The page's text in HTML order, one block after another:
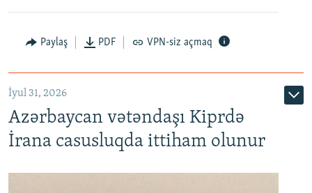
Paylaş PDF VPN-siz açmaq
İyul 31, 2026
Azərbaycan vətəndaşı Kiprdə
İrana casusluqda ittiham olunur